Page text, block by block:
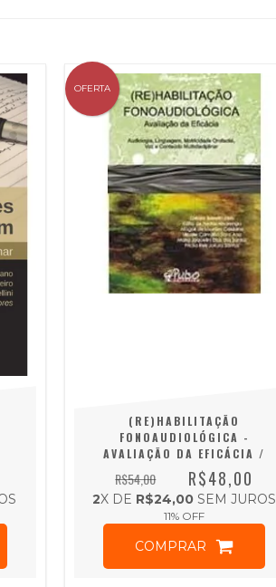
OFERTA
(RE)HABILITAÇÃO
FONOAUDIOLÓGICA -
AVALIAÇÃO DA EFICÁCIA /
AUDIOLOGIA, LINGUAGEM,.
MOTRICIDADE ORAL,
R$54,00
11% OFF
R$48,00
2X DE R$24,00 SEM JUROS
COMPRAR